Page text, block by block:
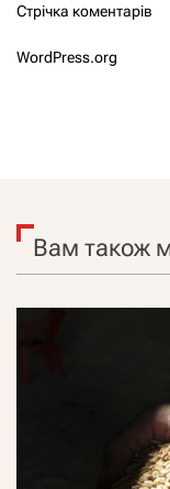
Стрічка коментарів
WordPress.org
Вам також